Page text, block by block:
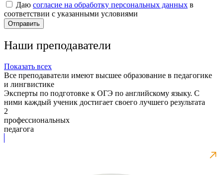
Даю согласие на обработку персональных данных в
соответствии с указанными условиями
Отправить
Наши преподаватели
Показать всех
Все преподаватели имеют высшее образование в педагогике
и лингвистике
Эксперты по подготовке к ОГЭ по английскому языку. С
ними каждый ученик достигает своего лучшего результата
2
профессиональных
педагога